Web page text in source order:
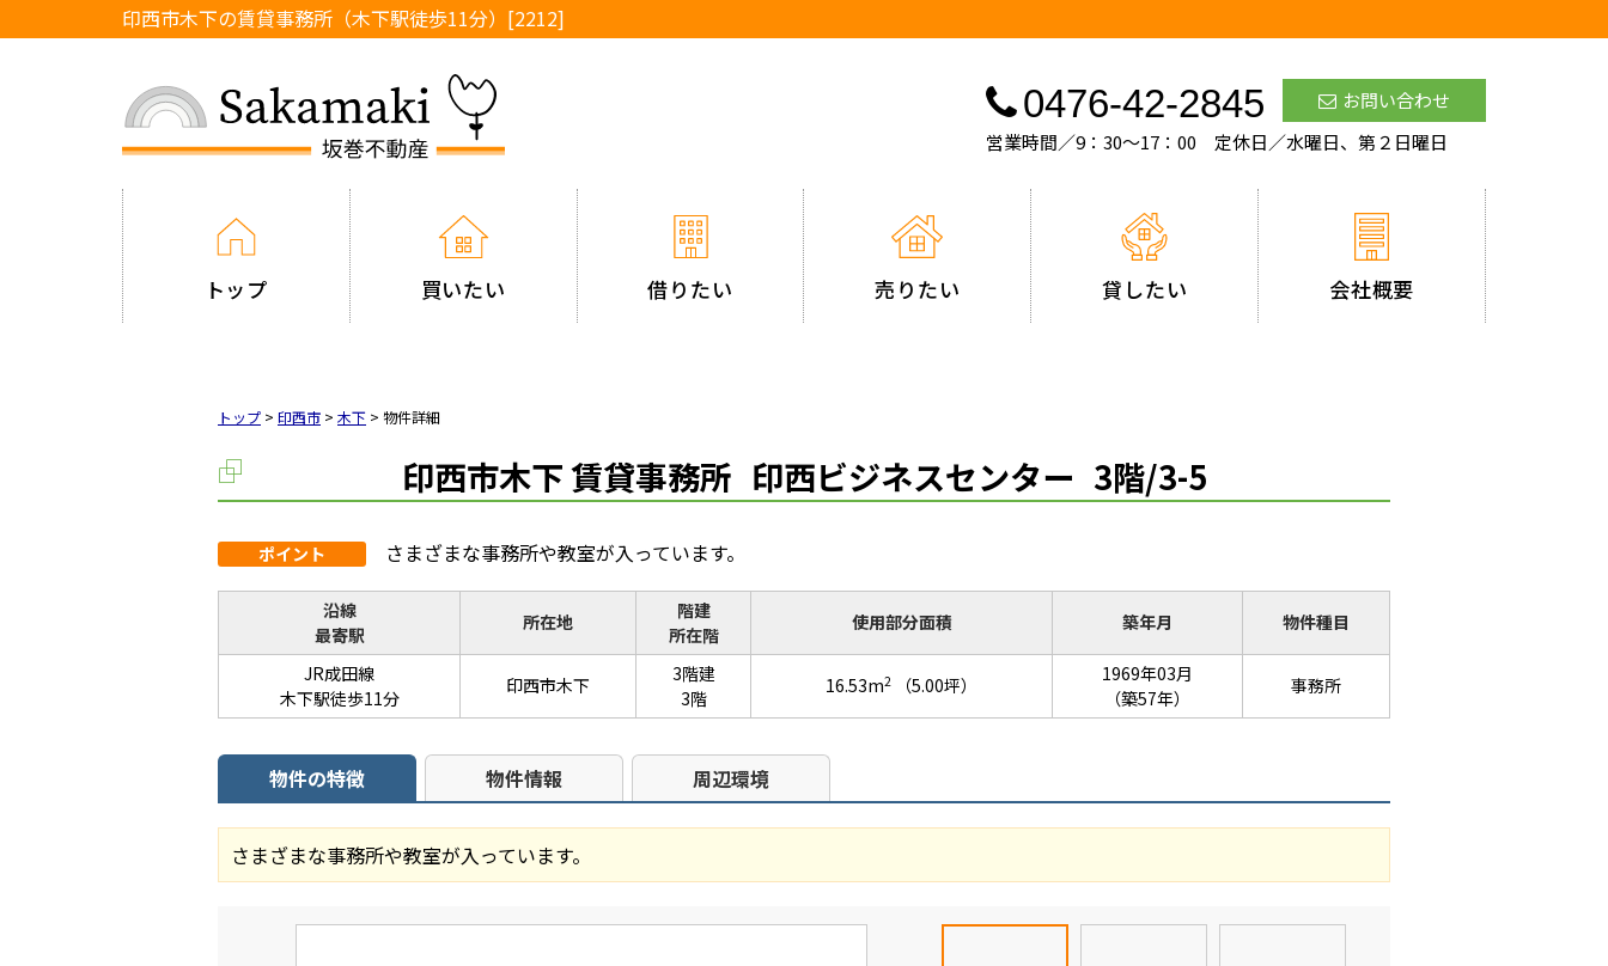
印西市木下の賃貸事務所（木下駅徒歩11分）[2212]
0476-42-2845
お問い合わせ
営業時間／9：30～17：00 定休日／水曜日、第２日曜日
トップ 買いたい 借りたい 売りたい 貸したい 会社概要
トップ > 印西市 > 木下 > 物件詳細
印西市木下 賃貸事務所 印西ビジネスセンター 3階/3-5
ポイント さまざまな事務所や教室が入っています。
沿線
最寄駅
所在地
階建
所在階
使用部分面積 築年月 物件種目
JR成田線
木下駅徒歩11分
印西市木下
3階建
3階
16.53m2 （5.00坪）
1969年03月
（築57年）
事務所
物件の特徴 物件情報 周辺環境
さまざまな事務所や教室が入っています。